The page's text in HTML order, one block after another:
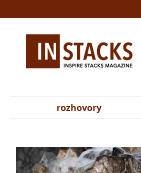
rozhovory